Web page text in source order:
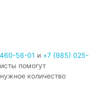
56-01 и +7 (985) 025-
помогут
количество